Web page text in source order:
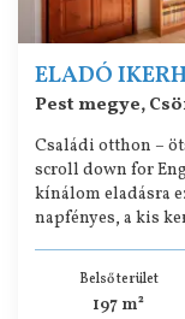
ELADÓ
Pest megye,
Családi otthon –
scroll down for
kínálom eladásra
napfényes, a kis
Belső terület
197 m²